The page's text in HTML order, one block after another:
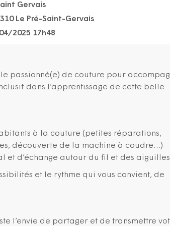
Gervais
Le Pré-Saint-Gervais
2025 17h48
passionné(e) de couture pour
dans l’apprentissage de cette belle
à la couture (petites réparations,
découverte de la machine à coudre…)
et d’échange autour du fil et des aiguilles
et le rythme qui vous convient, de
l’envie de partager et de transmettre